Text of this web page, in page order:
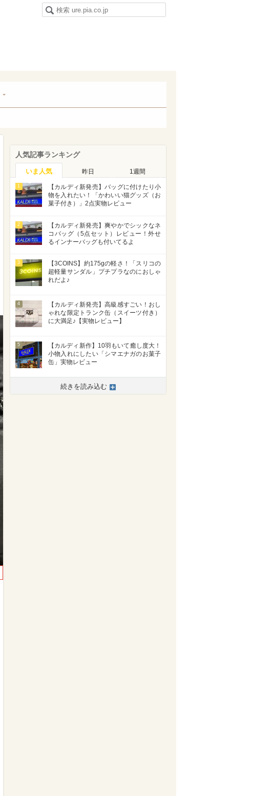
人気記事ランキング
いま人気 昨日 1週間
1
【カルディ新発売】バッグに付けたり小
物を入れたい！「かわいい猫グッズ（お
菓子付き）」2点実物レビュー
2
【カルディ新発売】爽やかでシックなネ
コバッグ（5点セット）レビュー！外せ
るインナーバッグも付いてるよ
3
【3COINS】約175gの軽さ！「スリコの
超軽量サンダル」プチプラなのにおしゃ
れだよ♪
4
【カルディ新発売】高級感すごい！おし
ゃれな限定トランク缶（スイーツ付き）
に大満足♪【実物レビュー】
5
【カルディ新作】10羽もいて癒し度大！
小物入れにしたい「シマエナガのお菓子
缶」実物レビュー
続きを読み込む